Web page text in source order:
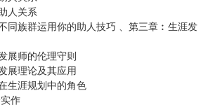
人关系
同族群运用你的助人技巧 、第三章︰生涯发
展师的伦理守则
展理论及其应用
生涯规划中的角色
作